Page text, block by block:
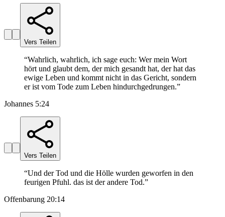
Vers Teilen
“Wahrlich, wahrlich, ich sage euch: Wer mein Wort
hört und glaubt dem, der mich gesandt hat, der hat das
ewige Leben und kommt nicht in das Gericht, sondern
er ist vom Tode zum Leben hindurchgedrungen.”
Johannes 5:24
Vers Teilen
“Und der Tod und die Hölle wurden geworfen in den
feurigen Pfuhl. das ist der andere Tod.”
Offenbarung 20:14